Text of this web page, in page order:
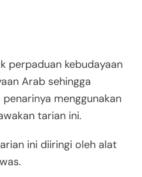
perpaduan kebudayaan
Arab sehingga
menggunakan
tarian ini.
ini diiringi oleh alat